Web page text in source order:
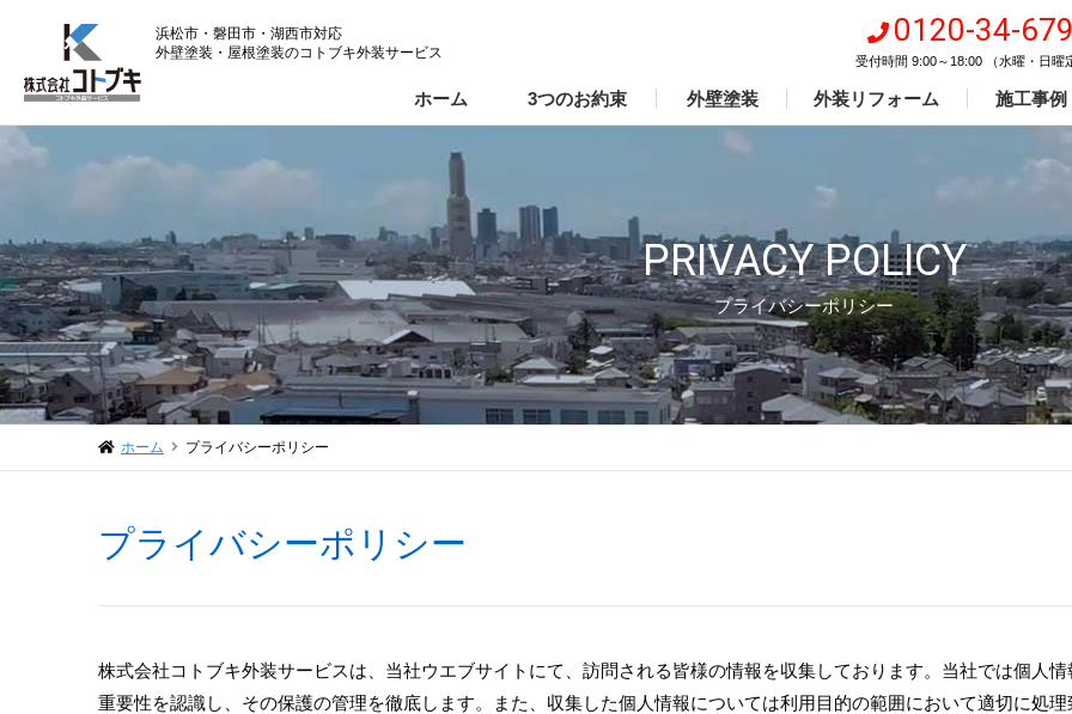
浜松市・磐田市・湖西市対応
外壁塗装・屋根塗装のコトブキ外装サービス
0120-34-
受付時間 9:00～18:00 （水曜・日曜
ホーム 3つのお約束 外壁塗装 外装リフォーム 施工事例
PRIVACY POLICY
プライバシーポリシー
ホーム プライバシーポリシー
プライバシーポリシー
株式会社コトブキ外装サービスは、当社ウエブサイトにて、訪問される皆様の情報を収集しております。当社では個人情
重要性を認識し、その保護の管理を徹底します。また、収集した個人情報については利用目的の範囲において適切に処理